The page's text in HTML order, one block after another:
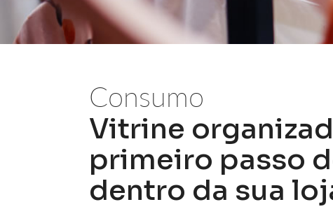
Consumo
Vitrine
primeiro passo
dentro da sua